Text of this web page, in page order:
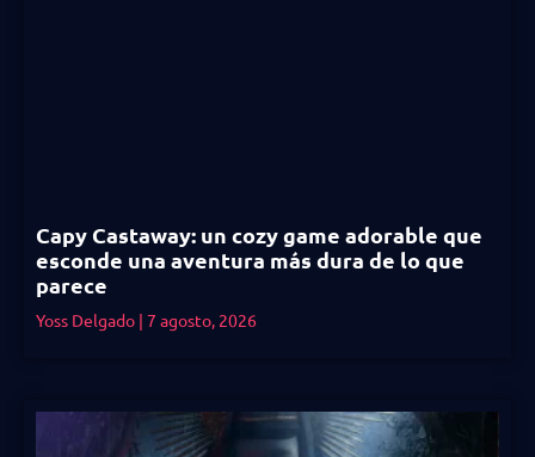
Capy Castaway: un cozy game adorable que
esconde una aventura más dura de lo que
parece
Yoss Delgado 7 agosto, 2026